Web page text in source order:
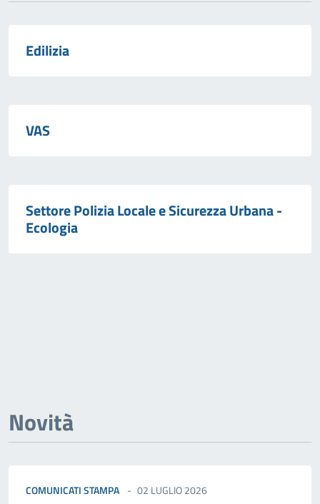
Edilizia
VAS
Settore Polizia Locale e Sicurezza Urbana -
Ecologia
Novità
COMUNICATI STAMPA 02 LUGLIO 2026